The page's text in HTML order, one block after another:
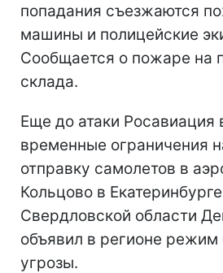
попадания съезжаются
машины и полицейские
Сообщается о пожаре на
склада.
Еще до атаки Росавиация
временные ограничения
отправку самолетов в
Кольцово в
Свердловской области
объявил в регионе режим
угрозы.